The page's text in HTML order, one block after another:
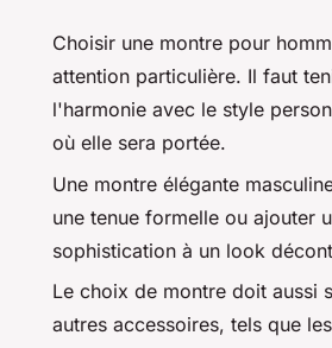
Choisir une montre pour
attention particulière. Il faut
l'harmonie avec le style
où elle sera portée.
Une montre élégante
une tenue formelle ou ajouter
sophistication à un look
Le choix de montre doit aussi
autres accessoires, tels que